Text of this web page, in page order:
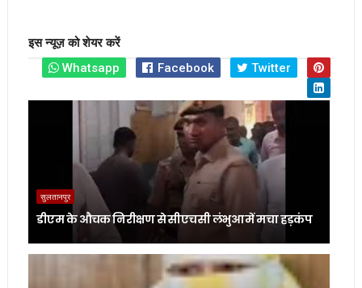
इस न्यूज़ को शेयर करें
Whatsapp
Facebook Twitter
सुलतानपुर
डीएम के औचक निरीक्षण से सीएचसी लंभुआ में मचा हड़कंप